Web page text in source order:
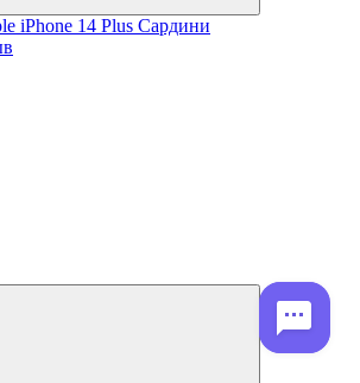
iPhone 14 Plus Сардини